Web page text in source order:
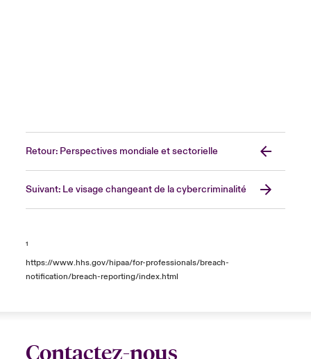
Retour: Perspectives mondiale et sectorielle
Suivant: Le visage changeant de la cybercriminalité
¹
https://www.hhs.gov/hipaa/for-professionals/breach-
notification/breach-reporting/index.html
Contactez-nous